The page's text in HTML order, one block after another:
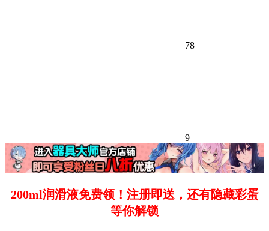
78
9
200ml润滑液免费领！注册即送，还有隐藏彩蛋
等你解锁